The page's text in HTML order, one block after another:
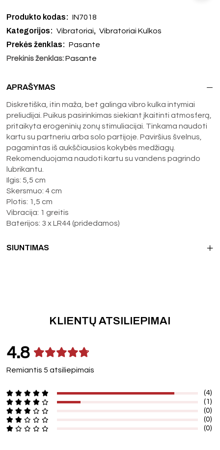
Produkto kodas: IN7018
Kategorijos: Vibratoriai, Vibratoriai Kulkos
Prekės ženklas: Pasante
Prekinis ženklas: Pasante
APRAŠYMAS
Diskretiška, itin maža, bet galinga vibro kulka intymiai
preliudijai. Puikus pasirinkimas siekiant įkaitinti atmosferą,
pritaikyta erogeninių zonų stimuliacijai. Tinkama naudoti
kartu su partneriu arba solo partijoje. Paviršius švelnus,
pagamintas iš aukščiausios kokybės medžiagų.
Rekomenduojama naudoti kartu su vandens pagrindo
lubrikantu.
Ilgis: 5,5 cm
Skersmuo: 4 cm
Plotis: 1,5 cm
Vibracija: 1 greitis
Baterijos: 3 x LR44 (pridedamos)
SIUNTIMAS
KLIENTŲ ATSILIEPIMAI
4.8
Remiantis 5 atsiliepimais
(4)
(1)
(0)
(0)
(0)